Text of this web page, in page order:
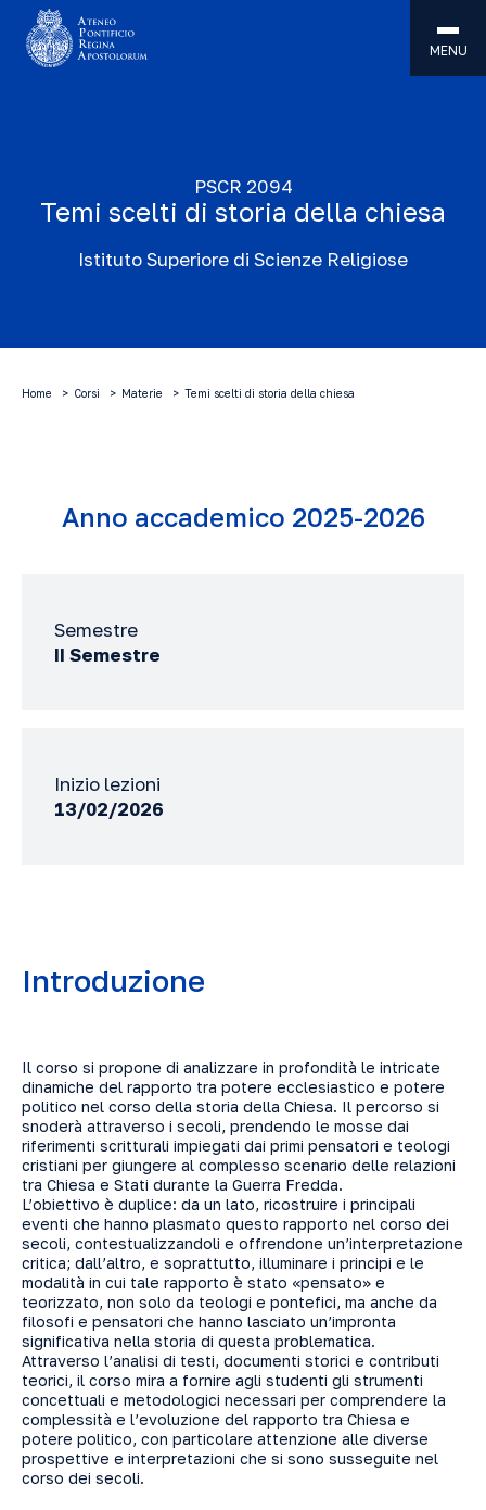
MENU
PSCR 2094
Temi scelti di storia della chiesa
Istituto Superiore di Scienze Religiose
Home Corsi Materie Temi scelti di storia della chiesa
Anno accademico 2025-2026
Semestre
II Semestre
Inizio lezioni
13/02/2026
Introduzione
Il corso si propone di analizzare in profondità le intricate
dinamiche del rapporto tra potere ecclesiastico e potere
politico nel corso della storia della Chiesa. Il percorso si
snoderà attraverso i secoli, prendendo le mosse dai
riferimenti scritturali impiegati dai primi pensatori e teologi
cristiani per giungere al complesso scenario delle relazioni
tra Chiesa e Stati durante la Guerra Fredda.
L’obiettivo è duplice: da un lato, ricostruire i principali
eventi che hanno plasmato questo rapporto nel corso dei
secoli, contestualizzandoli e offrendone un’interpretazione
critica; dall’altro, e soprattutto, illuminare i principi e le
modalità in cui tale rapporto è stato «pensato» e
teorizzato, non solo da teologi e pontefici, ma anche da
filosofi e pensatori che hanno lasciato un’impronta
significativa nella storia di questa problematica.
Attraverso l’analisi di testi, documenti storici e contributi
teorici, il corso mira a fornire agli studenti gli strumenti
concettuali e metodologici necessari per comprendere la
complessità e l’evoluzione del rapporto tra Chiesa e
potere politico, con particolare attenzione alle diverse
prospettive e interpretazioni che si sono susseguite nel
corso dei secoli.